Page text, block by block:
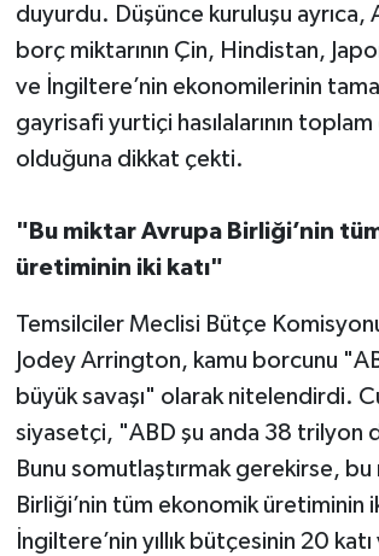
duyurdu. Düşünce kuruluşu ayrıca,
borç miktarının Çin, Hindistan,
ve İngiltere’nin ekonomilerinin
gayrisafi yurtiçi hasılalarının
olduğuna dikkat çekti.
"Bu miktar Avrupa Birliği’nin
üretiminin iki katı"
Temsilciler Meclisi Bütçe
Jodey Arrington, kamu borcunu
büyük savaşı" olarak nitelendirdi.
siyasetçi, "ABD şu anda 38 trilyon
Bunu somutlaştırmak gerekirse,
Birliği’nin tüm ekonomik üretiminin
İngiltere’nin yıllık bütçesinin 20